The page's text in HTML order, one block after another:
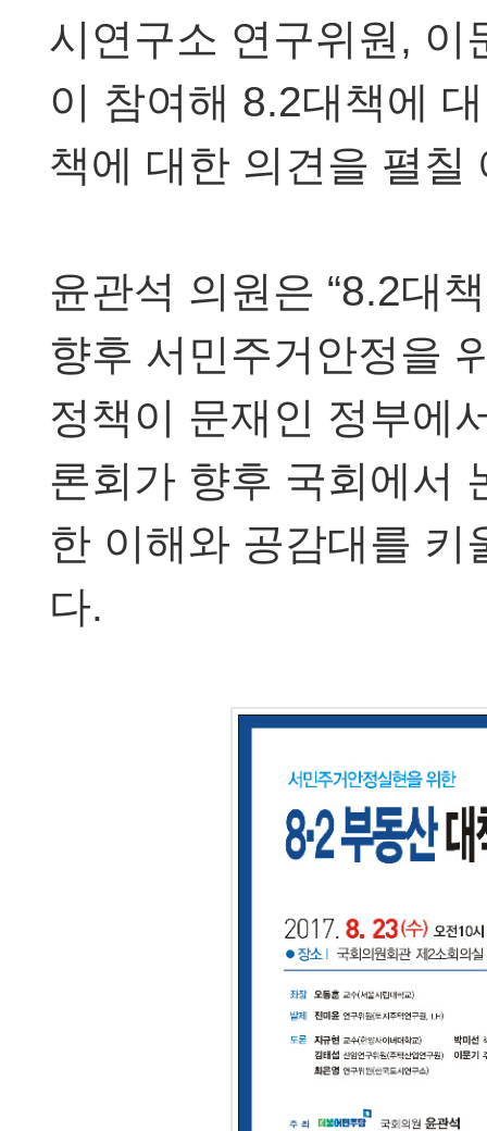
시연구소 연구위원, 이
이 참여해 8.2대책에
책에 대한 의견을 펼칠
윤관석 의원은 “8.2대
향후 서민주거안정을
정책이 문재인 정부에
론회가 향후 국회에서
한 이해와 공감대를 키
다.